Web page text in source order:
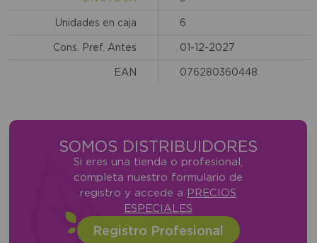
Unidades en caja 6
Cons. Pref. Antes 01-12-2027
EAN 076280360448
SOMOS DISTRIBUIDORES
Si eres una tienda o profesional,
completa nuestro formulario de
registro y accede a PRECIOS
ESPECIALES
Registro Profesional